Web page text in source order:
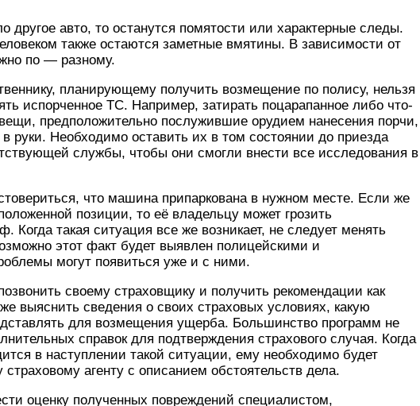
другое авто, то останутся помятости или характерные следы.
также остаются заметные вмятины. В зависимости от
по — разному.
планирующему получить возмещение по полису, нельзя
испорченное ТС. Например, затирать поцарапанное либо что-
предположительно послужившие орудием нанесения порчи,
в руки. Необходимо оставить их в том состоянии до приезда
службы, чтобы они смогли внести все исследования в
что машина припаркована в нужном месте. Если же
позиции, то её владельцу может грозить
Когда такая ситуация все же возникает, не следует менять
этот факт будет выявлен полицейскими и
могут появиться уже и с ними.
своему страховщику и получить рекомендации как
выяснить сведения о своих страховых условиях, какую
для возмещения ущерба. Большинство программ не
справок для подтверждения страхового случая. Когда
в наступлении такой ситуации, ему необходимо будет
агенту с описанием обстоятельств дела.
оценку полученных повреждений специалистом,